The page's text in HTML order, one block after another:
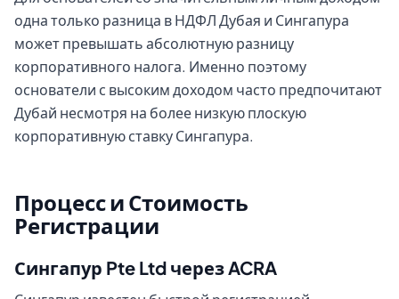
одна только разница в НДФЛ Дубая и Сингапура
может превышать абсолютную разницу
корпоративного налога. Именно поэтому
основатели с высоким доходом часто предпочитают
Дубай несмотря на более низкую плоскую
корпоративную ставку Сингапура.
Процесс и Стоимость
Регистрации
Сингапур Pte Ltd через ACRA